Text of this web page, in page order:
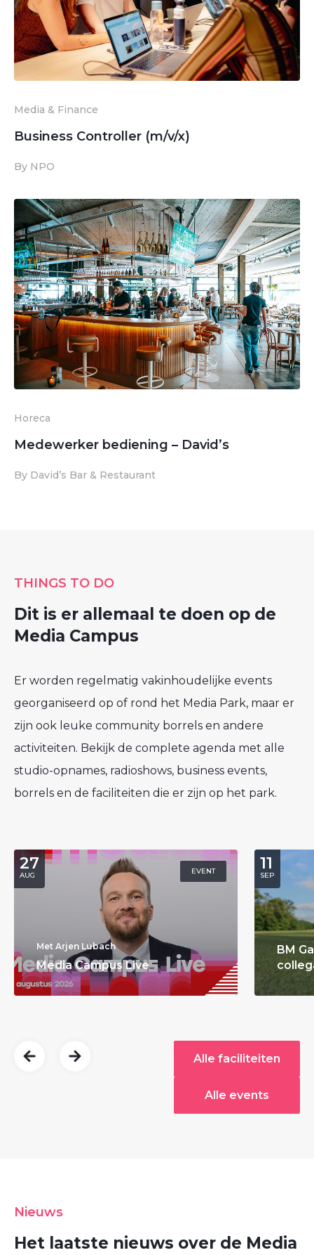
Media & Finance
Business Controller (m/v/x)
By NPO
Horeca
Medewerker bediening – David’s
By David’s Bar & Restaurant
THINGS TO DO
Dit is er allemaal te doen op de
Media Campus
Er worden regelmatig vakinhoudelijke events
georganiseerd op of rond het Media Park, maar er
zijn ook leuke community borrels en andere
activiteiten. Bekijk de complete agenda met alle
studio-opnames, radioshows, business events,
borrels en de faciliteiten die er zijn op het park.
27
AUG EVENT
Met Arjen Lubach
Media Campus Live
11
SEP
BM
Alle faciliteiten
Alle events
Nieuws
Het laatste nieuws over de Media